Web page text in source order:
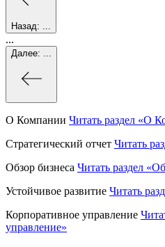
Назад:
...
Далее:
О Компании Читать раздел «О
Стратегический отчет Читать
Обзор бизнеса Читать раздел
Устойчивое развитие Читать
Корпоративное управление
управление»